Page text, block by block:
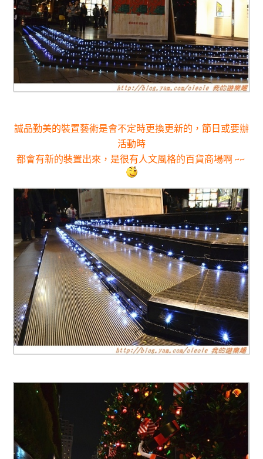
誠品勤美的裝置藝術是會不定時更換更新的 ，節日或要辦
活動時
都會有新的裝置出來 ，是很有人文風格的百貨商場啊 ~~